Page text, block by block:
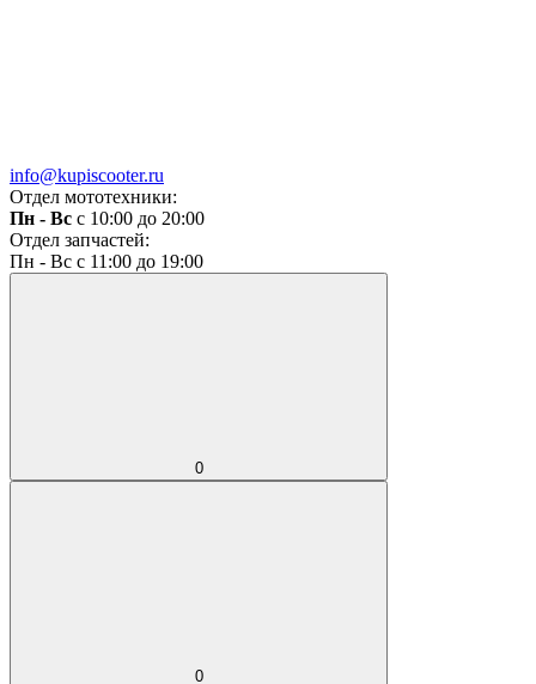
info@kupiscooter.ru
Отдел мототехники:
Пн - Вс с 10:00 до 20:00
Отдел запчастей:
Пн - Вс с 11:00 до 19:00
0
0